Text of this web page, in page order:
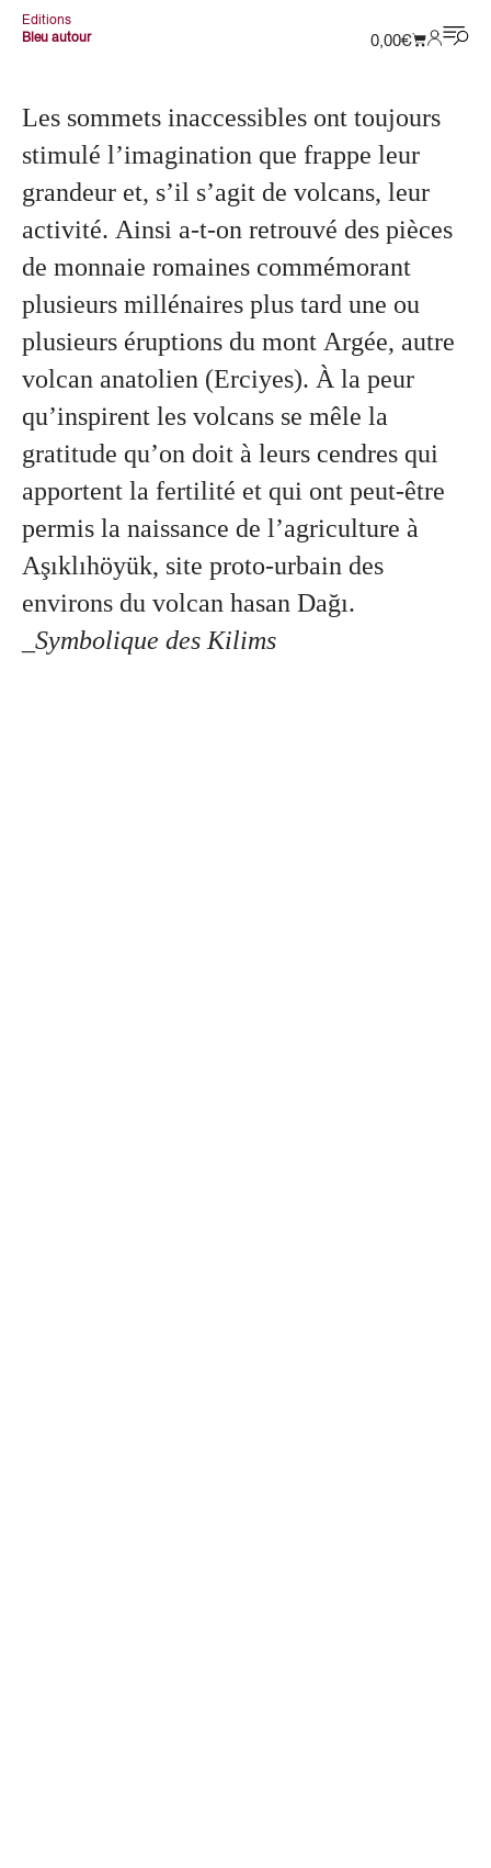
Editions
Bleu autour
0,00€
Les sommets inaccessibles ont toujours
stimulé l’imagination que frappe leur
grandeur et, s’il s’agit de volcans, leur
activité. Ainsi a-t-on retrouvé des pièces
de monnaie romaines commémorant
plusieurs millénaires plus tard une ou
plusieurs éruptions du mont Argée, autre
volcan anatolien (Erciyes). À la peur
qu’inspirent les volcans se mêle la
gratitude qu’on doit à leurs cendres qui
apportent la fertilité et qui ont peut-être
permis la naissance de l’agriculture à
Aşıklıhöyük, site proto-urbain des
environs du volcan hasan Dağı.
_Symbolique des Kilims